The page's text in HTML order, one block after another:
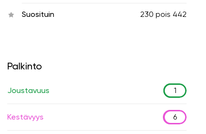
Suosituin 230 pois 442
Palkinto
Joustavuus 1
Kestävyys 6